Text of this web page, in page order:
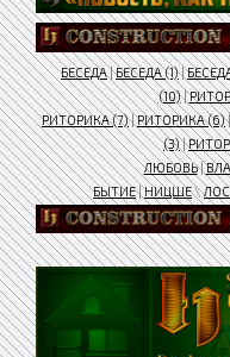
БЕСЕДА|БЕСЕДА (1)|
(10)|
РИТОРИКА (7)|РИТОРИКА (6)
(3)|
ЛЮБОВЬ|
БЫТИЕ|НИЦШЕ\